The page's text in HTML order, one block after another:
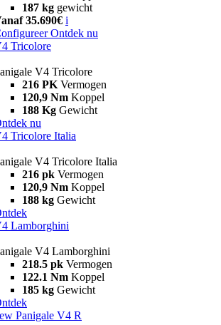
187 kg gewicht
35.690€ i
Ontdek nu
Tricolore
V4 Tricolore
216 PK Vermogen
120,9 Nm Koppel
188 Kg Gewicht
nu
Tricolore Italia
V4 Tricolore Italia
216 pk Vermogen
120,9 Nm Koppel
188 kg Gewicht
Lamborghini
V4 Lamborghini
218.5 pk Vermogen
122.1 Nm Koppel
185 kg Gewicht
Panigale V4 R